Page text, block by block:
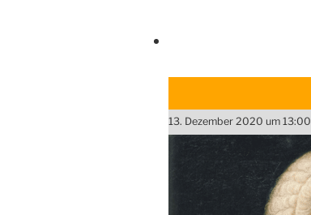
13. Dezember 2020 um 13:00